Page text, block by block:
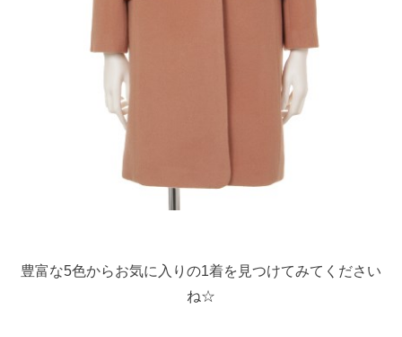
豊富な5色からお気に入りの1着を見つけてみてください
ね☆